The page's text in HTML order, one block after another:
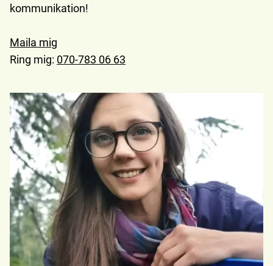
kommunikation!
Maila mig
Ring mig: 070-783 06 63